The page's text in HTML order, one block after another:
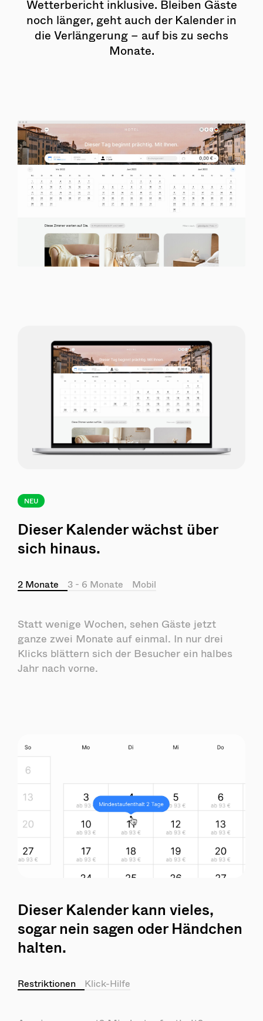
Wetterbericht inklusive. Bleiben Gäste
noch länger, geht auch der Kalender in
die Verlängerung – auf bis zu sechs
Monate.
NEU
Dieser Kalender wächst über
sich hinaus.
2 Monate 3 - 6 Monate Mobil
Statt wenige Wochen, sehen Gäste jetzt
ganze zwei Monate auf einmal. In nur drei
Klicks blättern sich der Besucher ein halbes
Jahr nach vorne.
Dieser Kalender kann vieles,
sogar nein sagen oder Händchen
halten.
Restriktionen Klick-Hilfe